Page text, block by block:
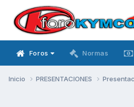
Foros Normas
Inicio PRESENTACIONES